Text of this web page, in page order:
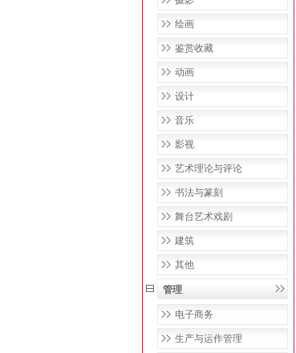
绘画
鉴赏收藏
动画
设计
音乐
影视
艺术理论与评论
书法与篆刻
舞台艺术戏剧
建筑
其他
管理
电子商务
生产与运作管理